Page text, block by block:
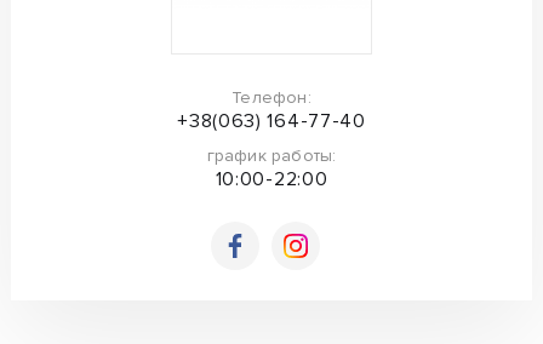
Телефон:
+38(063) 164-77-40
график работы:
10:00-22:00